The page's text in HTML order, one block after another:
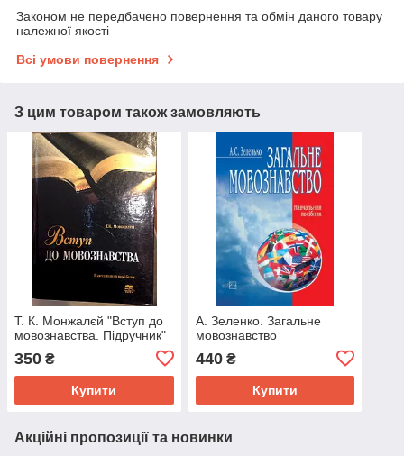
Законом не передбачено повернення та обмін даного товару
належної якості
Всі умови повернення
З цим товаром також замовляють
Т. К. Монжалєй "Вступ до
мовознавства. Підручник"
350 ₴
Купити
А. Зеленко. Загальне
мовознавство
440₴
Купити
Акційні пропозиції та новинки